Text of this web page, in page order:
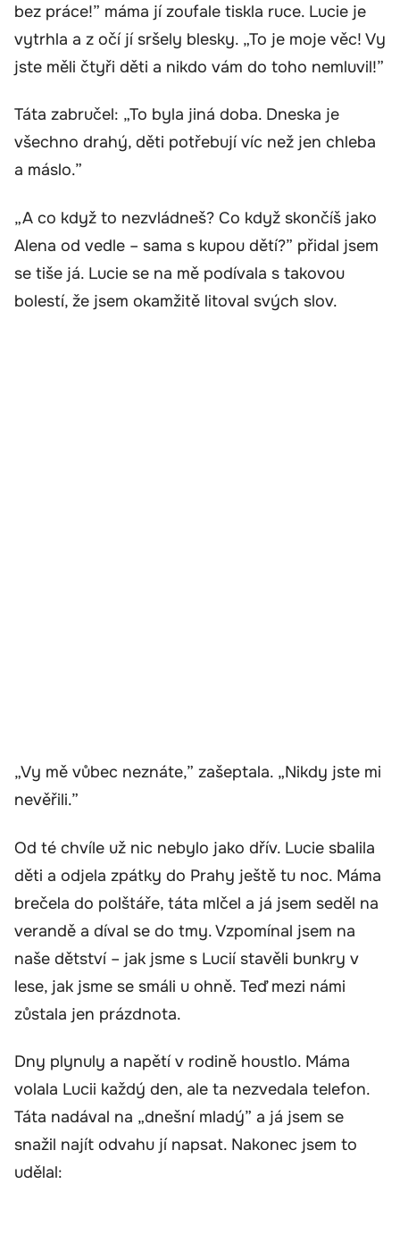
bez práce!” máma jí zoufale tiskla ruce. Lucie je
vytrhla a z očí jí sršely blesky. „To je moje věc! Vy
jste měli čtyři děti a nikdo vám do toho nemluvil!”
Táta zabručel: „To byla jiná doba. Dneska je
všechno drahý, děti potřebují víc než jen chleba
a máslo.”
„A co když to nezvládneš? Co když skončíš jako
Alena od vedle – sama s kupou dětí?” přidal jsem
se tiše já. Lucie se na mě podívala s takovou
bolestí, že jsem okamžitě litoval svých slov.
„Vy mě vůbec neznáte,” zašeptala. „Nikdy jste mi
nevěřili.”
Od té chvíle už nic nebylo jako dřív. Lucie sbalila
děti a odjela zpátky do Prahy ještě tu noc. Máma
brečela do polštáře, táta mlčel a já jsem seděl na
verandě a díval se do tmy. Vzpomínal jsem na
naše dětství – jak jsme s Lucií stavěli bunkry v
lese, jak jsme se smáli u ohně. Teď mezi námi
zůstala jen prázdnota.
Dny plynuly a napětí v rodině houstlo. Máma
volala Lucii každý den, ale ta nezvedala telefon.
Táta nadával na „dnešní mladý” a já jsem se
snažil najít odvahu jí napsat. Nakonec jsem to
udělal: